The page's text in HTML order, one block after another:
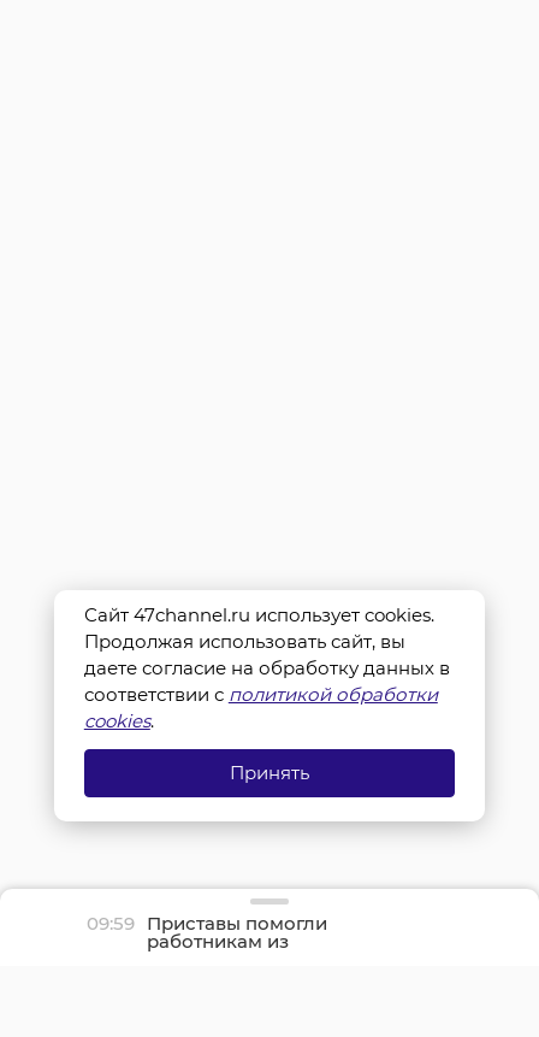
09:59 Приставы помогли
работникам из
Кингисеппского района
Сайт 47channel.ru использует cookies.
Продолжая использовать сайт, вы
даете согласие на обработку данных в
соответствии с политикой обработки
cookies.
Принять